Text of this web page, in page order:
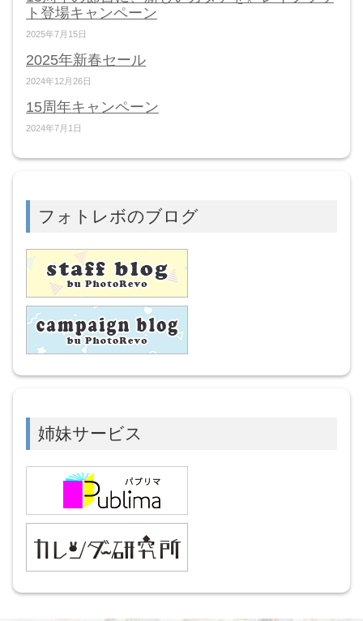
ト登場キャンペーン
2025年7月15日
2025年新春セール
2024年12月26日
15周年キャンペーン
2024年7月1日
フォトレボのブログ
姉妹サービス